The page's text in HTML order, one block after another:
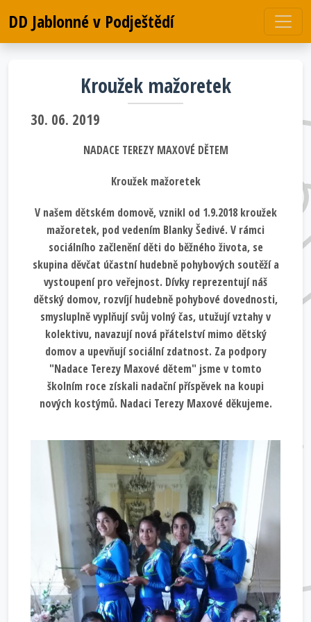
DD Jablonné v Podještědí
Kroužek mažoretek
30. 06. 2019
NADACE TEREZY MAXOVÉ DĚTEM
Kroužek mažoretek
V našem dětském domově, vznikl od 1.9.2018 kroužek
mažoretek, pod vedením Blanky Šedivé. V rámci
sociálního začlenění děti do běžného života, se
skupina děvčat účastní hudebně pohybových soutěží a
vystoupení pro veřejnost. Dívky reprezentují náš
dětský domov, rozvíjí hudebně pohybové dovednosti,
smysluplně vyplňují svůj volný čas, utužují vztahy v
kolektivu, navazují nová přátelství mimo dětský
domov a upevňují sociální zdatnost. Za podpory
"Nadace Terezy Maxové dětem" jsme v tomto
školním roce získali nadační příspěvek na koupi
nových kostýmů. Nadaci Terezy Maxové děkujeme.